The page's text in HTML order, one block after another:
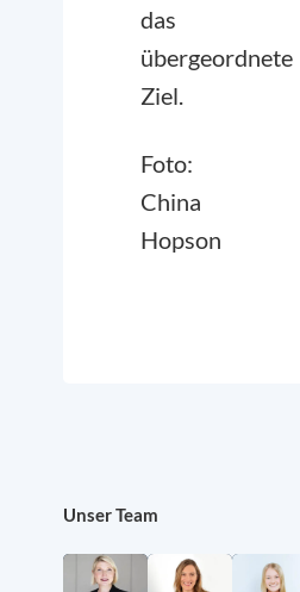
das
übergeordnete
Ziel.
Foto:
China
Hopson
Unser Team